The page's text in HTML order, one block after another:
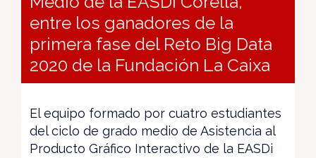
entre los ganadores de la
primera fase del Reto Big Data
2020 de la Fundación La Caixa
El equipo formado por cuatro estudiantes
del ciclo de grado medio de Asistencia al
Producto Gráfico Interactivo de la EASDi